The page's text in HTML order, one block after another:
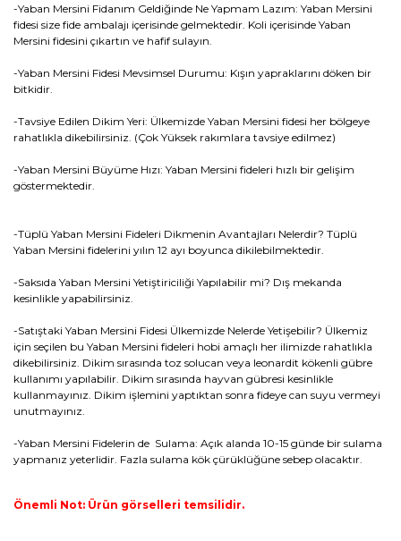
-Yaban Mersini Fidanım Geldiğinde Ne Yapmam Lazım: Yaban Mersini
fidesi size fide ambalajı içerisinde gelmektedir. Koli içerisinde Yaban
Mersini fidesini çıkartın ve hafif sulayın.
-Yaban Mersini Fidesi Mevsimsel Durumu: Kışın yapraklarını döken bir
bitkidir.
-Tavsiye Edilen Dikim Yeri: Ülkemizde Yaban Mersini fidesi her bölgeye
rahatlıkla dikebilirsiniz. (Çok Yüksek rakımlara tavsiye edilmez)
-Yaban Mersini Büyüme Hızı: Yaban Mersini fideleri hızlı bir gelişim
göstermektedir.
-Tüplü Yaban Mersini Fideleri Dikmenin Avantajları Nelerdir? Tüplü
Yaban Mersini fidelerini yılın 12 ayı boyunca dikilebilmektedir.
-Saksıda Yaban Mersini Yetiştiriciliği Yapılabilir mi? Dış mekanda
kesinlikle yapabilirsiniz.
-Satıştaki Yaban Mersini Fidesi Ülkemizde Nelerde Yetişebilir? Ülkemiz
için seçilen bu Yaban Mersini fideleri hobi amaçlı her ilimizde rahatlıkla
dikebilirsiniz. Dikim sırasında toz solucan veya leonardit kökenli gübre
kullanımı yapılabilir. Dikim sırasında hayvan gübresi kesinlikle
kullanmayınız. Dikim işlemini yaptıktan sonra fideye can suyu vermeyi
unutmayınız.
-Yaban Mersini Fidelerin de Sulama: Açık alanda 10-15 günde bir sulama
yapmanız yeterlidir. Fazla sulama kök çürüklüğüne sebep olacaktır.
Önemli Not: Ürün görselleri temsilidir.